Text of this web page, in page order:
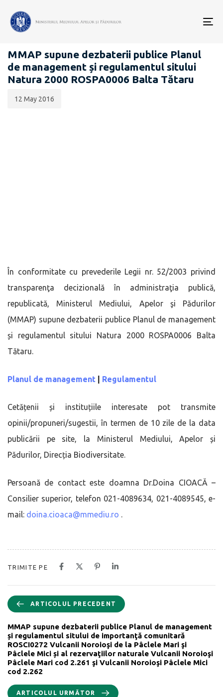
PROIECTE ACTE NORMATIVE
MMAP supune dezbaterii publice Planul
de management și regulamentul sitului
Natura 2000 ROSPA0006 Balta Tătaru
publicării:
12 May 2016
În conformitate cu prevederile Legii nr. 52/2003 privind
transparenţa decizională în administraţia publică,
republicată, Ministerul Mediului, Apelor şi Pădurilor
(MMAP) supune dezbaterii publice Planul de management
și regulamentul sitului Natura 2000 ROSPA0006 Balta
Tătaru.
Planul de management Regulamentul
Cetățenii și instituțiile interesate pot transmite
opinii/propuneri/sugestii, în termen de 10 zile de la data
publicării pe site, la Ministerul Mediului, Apelor și
Pădurilor, Direcția Biodiversitate.
Persoană de contact este doamna Dr.Doina CIOACĂ –
Consilier superior, telefon 021-4089634, 021-4089545, e-
mail: doina.cioaca@mmediu.ro .
TRIMITE PE
ARTICOLUL PRECEDENT
MMAP supune dezbaterii publice Planul de management
și regulamentul sitului de importanţă comunitară
ROSCI0272 Vulcanii Noroioşi de la Pâclele Mari şi
Pâclele Mici și al rezervaţiilor naturale Vulcanii Noroioşi
Pâclele Mari cod 2.261 şi Vulcanii Noroioşi Pâclele Mici
cod 2.262
ARTICOLUL URMĂTOR